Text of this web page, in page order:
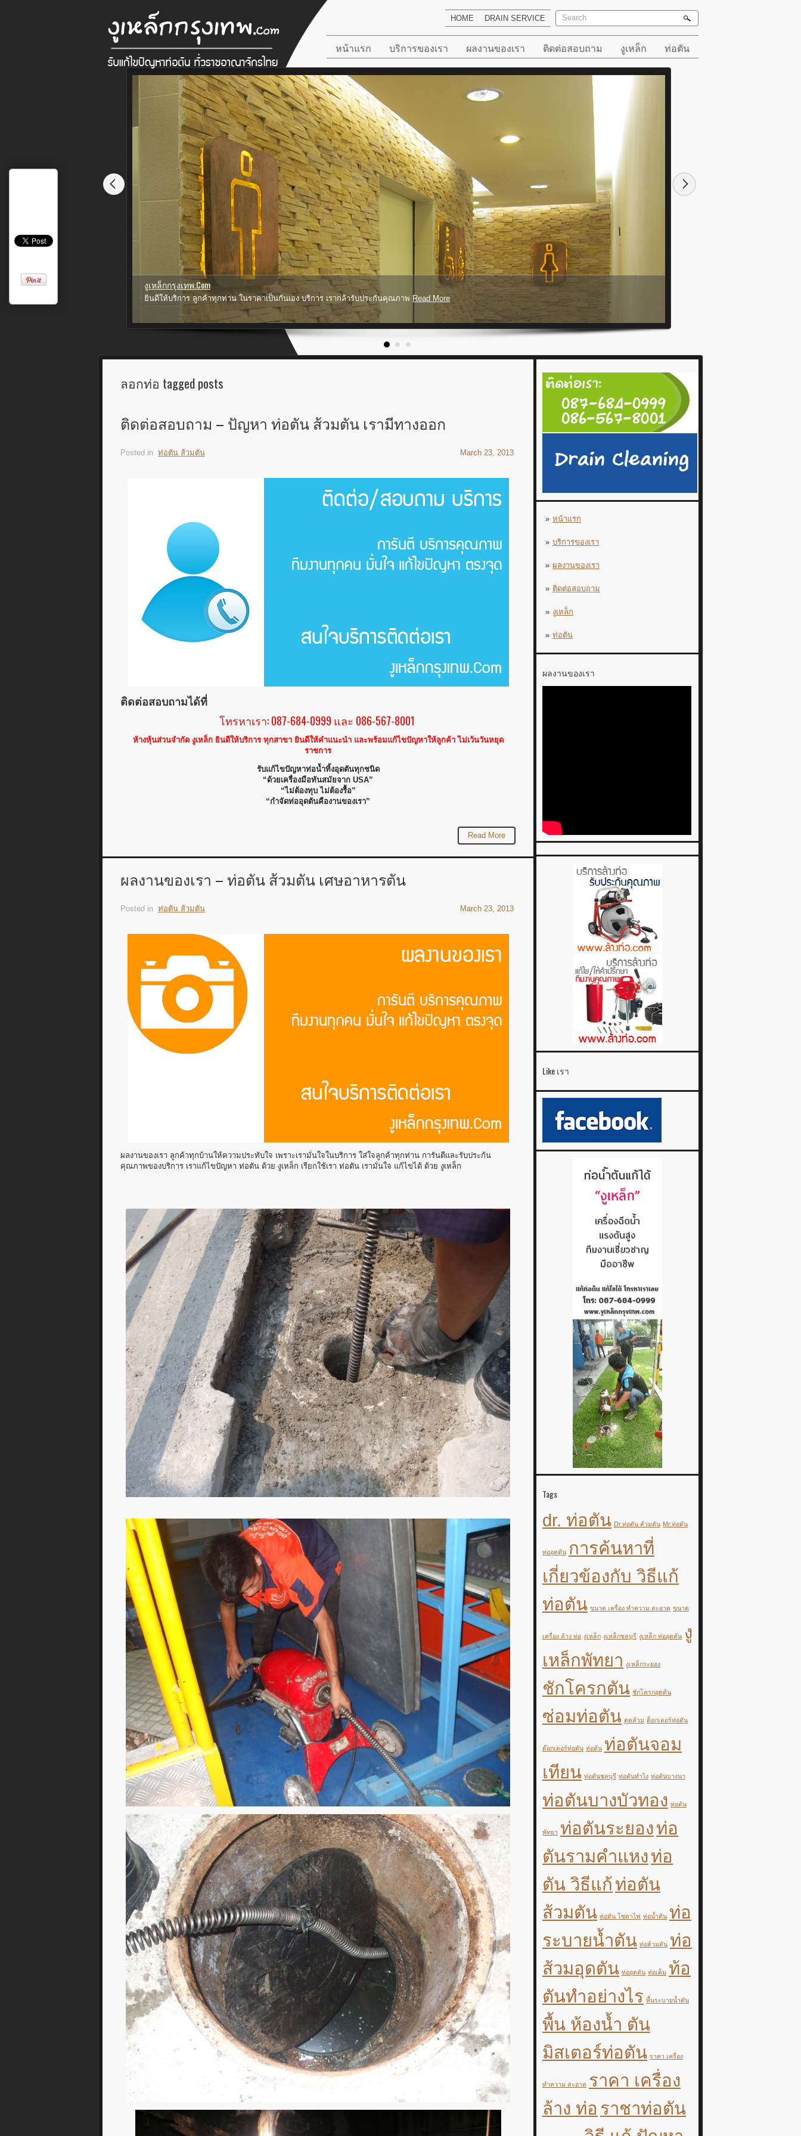
HOME DRAIN SERVICE
หน้าแรก บริการของเรา ผลงานของเรา ติดต่อสอบถาม งูเหล็ก ท่อตัน
งูเหล็กกรุงเทพ.Com
ยินดีให้บริการ ลูกค้าทุกท่าน ในราคาเป็นกันเอง บริการ เรากล้ารับประกันคุณภาพ Read More
หน้าแรก
บริการของเรา
ผลงานของเรา
ติดต่อสอบถาม
งูเหล็ก
ท่อตัน
ผลงานของเรา
Like เรา
Tags
dr. ท่อตัน Dr.ท่อตัน ส้วมตัน Mr.ท่อตัน
ท่ออุดตัน การค้นหาที่
เกี่ยวข้องกับ วิธีแก้
ท่อตัน ขนาด เครื่อง ทำความ สะอาด ขนาด
เครื่อง ล้าง ท่อ งูเหล็ก งูเหล็กชลบุรี งูเหล็ก ท่ออุดตัน งู
เหล็กพัทยา งูเหล็กระยอง
ชักโครกตัน ชักโครกอุดตัน
ซ่อมท่อตัน ดูดส้วม ด็อกเตอร์ท่อตัน
ด๊อกเตอร์ท่อตัน ท่อตัน ท่อตันจอม
เทียน ท่อตันชลบุรี ท่อตันทำไง ท่อตันบางนา
ท่อตันบางบัวทอง ท่อตัน
พัทยา ท่อตันระยองท่อ
ตันรามคำแหงท่อ
ตัน วิธีแก้ท่อตัน
ส้วมตัน ท่อตัน โซดาไฟ ท่อน้ำตัน ท่อ
ระบายน้ำตัน ท่อส้วมตัน ท่อ
ส้วมอุดตัน ท่ออุดตัน ท่อเต็ม ท้อ
ตันทำอย่างไร พื้นระบายน้ำตัน
พื้น ห้องน้ำ ตัน
มิสเตอร์ท่อตัน ราคา เครื่อง
ทำความ สะอาด ราคา เครื่อง
ล้าง ท่อ ราชาท่อตัน
ลอกท่อ tagged posts
ติดต่อสอบถาม – ปัญหา ท่อตัน ส้วมตัน เรามีทางออก
March 23, 2013
Posted in ท่อตัน ส้วมตัน
ติดต่อสอบถามได้ที่
โทรหาเรา: 087-684-0999 และ 086-567-8001
ห้างหุ้นส่วนจำกัด งูเหล็ก ยินดีให้บริการ ทุกสาขา ยินดีให้คำแนะนำ และพร้อมแก้ไขปัญหาให้ลูกค้า ไม่เว้นวันหยุด
ราชการ
รับแก้ไขปัญหาท่อน้ำทิ้งอุดตันทุกชนิด
“ด้วยเครื่องมือทันสมัยจาก USA”
“ไม่ต้องทุบ ไม่ต้องรื้อ”
“กำจัดท่ออุดตันคืองานของเรา”
Read More
ผลงานของเรา – ท่อตัน ส้วมตัน เศษอาหารตัน
March 23, 2013
Posted in ท่อตัน ส้วมตัน
ผลงานของเรา ลูกค้าทุกบ้านให้ความประทับใจ เพราะเรามั่นใจในบริการ ใส่ใจลูกค้าทุกท่าน การันตีและรับประกัน
คุณภาพของบริการ เราแก้ไขปัญหา ท่อตัน ด้วย งูเหล็ก เรียกใช้เรา ท่อตัน เรามั่นใจ แก้ไขได้ ด้วย งูเหล็ก